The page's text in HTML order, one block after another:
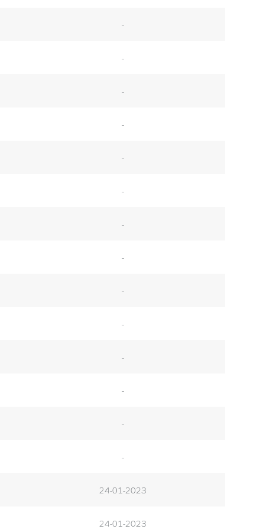
-
-
-
-
-
-
-
-
-
-
-
-
-
-
24-01-2023
24-01-2023